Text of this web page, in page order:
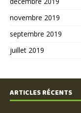
novembre 2019
septembre 2019
juillet 2019
ARTICLES RÉCENTS